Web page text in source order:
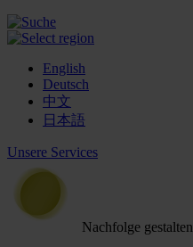
English
Deutsch
中文
日本語
Unsere Services
Nachfolge gestalten